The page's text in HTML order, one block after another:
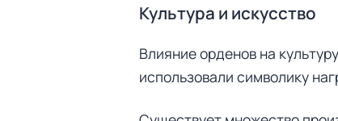
Культура и искусство
Влияние орденов на
использовали символику